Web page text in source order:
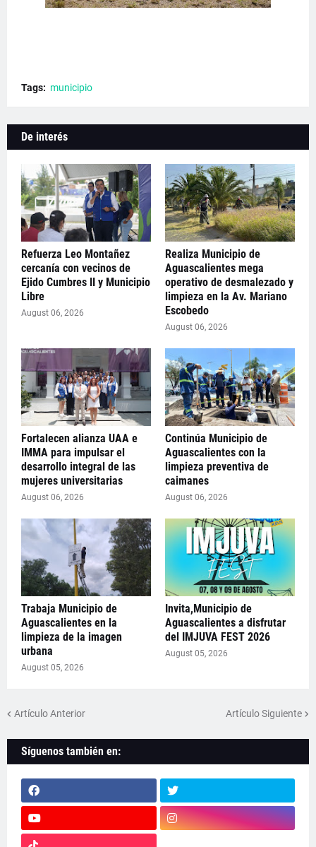
Tags: municipio
De interés
Refuerza Leo Montañez
cercanía con vecinos de
Ejido Cumbres II y Municipio
Libre
August 06, 2026
Realiza Municipio de
Aguascalientes mega
operativo de desmalezado y
limpieza en la Av. Mariano
Escobedo
August 06, 2026
Fortalecen alianza UAA e
IMMA para impulsar el
desarrollo integral de las
mujeres universitarias
August 06, 2026
Continúa Municipio de
Aguascalientes con la
limpieza preventiva de
caimanes
August 06, 2026
Trabaja Municipio de
Aguascalientes en la
limpieza de la imagen
urbana
August 05, 2026
Invita,Municipio de
Aguascalientes a disfrutar
del IMJUVA FEST 2026
August 05, 2026
Artículo Anterior Artículo Siguiente
Síguenos también en: